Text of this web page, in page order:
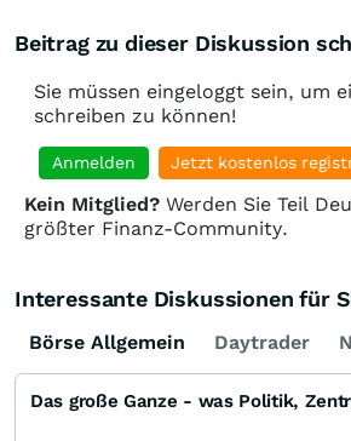
Beitrag zu dieser Diskussion
Sie müssen eingeloggt sein, um
schreiben zu können!
Anmelden Jetzt kostenlos
Kein Mitglied? Werden Sie Teil
größter Finanz-Community.
Interessante Diskussionen für
Börse Allgemein Daytrader